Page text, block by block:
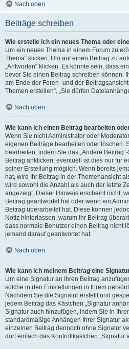
Nach oben
Beiträge schreiben
Wie erstelle ich ein neues Thema oder
Um ein neues Thema in einem Forum zu
Thema“ klicken. Um auf einen Beitrag zu
„Antworten“ klicken. Es könnte sein, dass
bevor Sie einen Beitrag schreiben können.
am Ende der Foren- und der
Themen erstellen“, „Sie dürfen
Nach oben
Wie kann ich einen Beitrag bearbeiten
Wenn Sie nicht Administrator oder
eigenen Beiträge bearbeiten oder löschen.
bearbeiten, indem Sie das „Ändere
Beitrag anklicken; eventuell ist dies nur für
seiner Erstellung möglich. Wenn bereits
hat, wird Ihr Beitrag in der Themenansicht
wird sowohl die Anzahl als auch der letzte
angezeigt. Dieser Hinweis erscheint nicht,
Beitrag geantwortet hat oder wenn ein
Beitrag überarbeitet hat. Diese können
Notiz hinterlassen, warum Ihr Beitrag
dass normale Benutzer einen Beitrag nicht
jemand darauf geantwortet hat.
Nach oben
Wie kann ich meinem Beitrag eine
Um eine Signatur an Ihren Beitrag
solche in den Einstellungen in Ihrem
Nachdem Sie die Signatur erstellt und
jedem Beitrag das Kästchen „Signatur
Signatur auch hinzufügen, indem Sie in
standardmäßige Anhängen Ihrer Signatur
einzelnen Beitrag dennoch ohne Signatur
dort einfach das Kontrollkästchen „Signatur